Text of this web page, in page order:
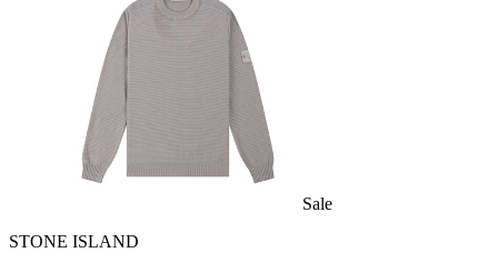
Sale
STONE ISLAND